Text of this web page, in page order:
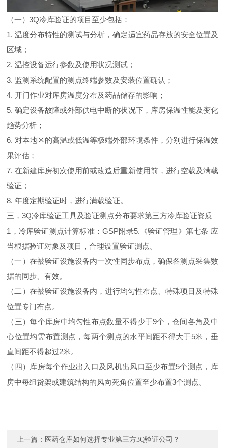
（一）3Q冷库验证的项目至少包括：
1. 温度分布特性的测试与分析，确定适宜药品存放的安全位置及
区域；
2. 温控设备运行参数及使用状况测试；
3. 监测系统配置的测点终端参数及安装位置确认；
4. 开门作业对库房温度分布及药品储存的影响；
5. 确定设备故障或外部供电中断的状况下，库房保温性能及变化
趋势分析；
6. 对本地区的高温或低温等极端外部环境条件，分别进行保温效
果评估；
7. 在新建库房初次使用前或改造后重新使用前，进行空载及满载
验证；
8. 年度定期验证时，进行满载验证。
三，3Q冷库验证工具及验证测点分布要求第三方冷库验证资质
1，冷库验证测点计算标准：GSP附录5.《验证管理》第七条 应
当根据验证对象及项目，合理设置验证测点。
（一）在被验证设施设备内一次性同步布点，确保各测点采集数
据的同步、有效。
（二）在被验证设施设备内，进行均匀性布点、特殊项目及特殊
位置专门布点。
（三）每个库房中均匀性布点数量不得少于9个，仓间各角及中
心位置均需布置测点，每两个测点的水平间距不得大于5米，垂
直间距不得超过2米。
（四）库房每个作业出入口及风机出风口至少布置5个测点，库
房中每组货架或建筑结构的风向死角位置至少布置3个测点。
上一篇： 医药仓库如何选择专业第三方3Q验证公司？